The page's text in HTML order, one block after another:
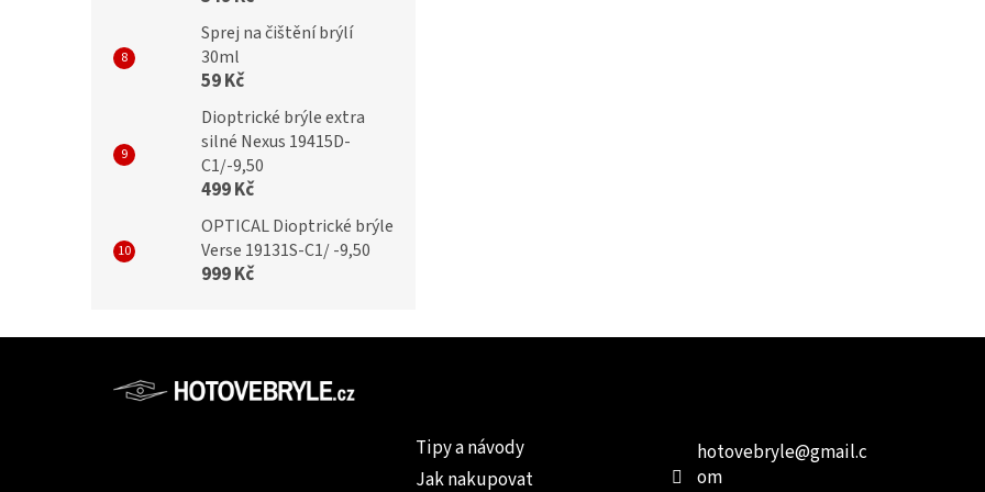
Sprej na čištění brýlí
30ml
59 Kč
Dioptrické brýle extra
silné Nexus 19415D-
C1/-9,50
499 Kč
OPTICAL Dioptrické brýle
Verse 19131S-C1/ -9,50
999 Kč
Tipy a návody
Jak nakupovat
hotovebryle@gmail.c
om